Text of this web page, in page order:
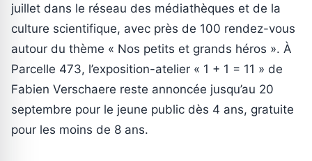
juillet dans le réseau des médiathèques et de la
culture scientifique, avec près de 100 rendez-vous
autour du thème « Nos petits et grands héros ». À
Parcelle 473, l’exposition-atelier « 1 + 1 = 11 » de
Fabien Verschaere reste annoncée jusqu’au 20
septembre pour le jeune public dès 4 ans, gratuite
pour les moins de 8 ans.